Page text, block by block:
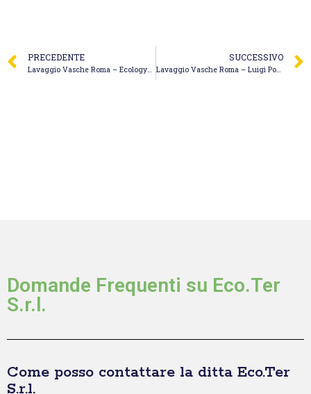
PRECEDENTE
Lavaggio Vasche Roma – Ecologycal Edil System S.r.l.
SUCCESSIVO
Lavaggio Vasche Roma – Luigi Portale S.r.l.
Domande Frequenti su Eco.Ter
S.r.l.
Come posso contattare la ditta Eco.Ter
S.r.l.